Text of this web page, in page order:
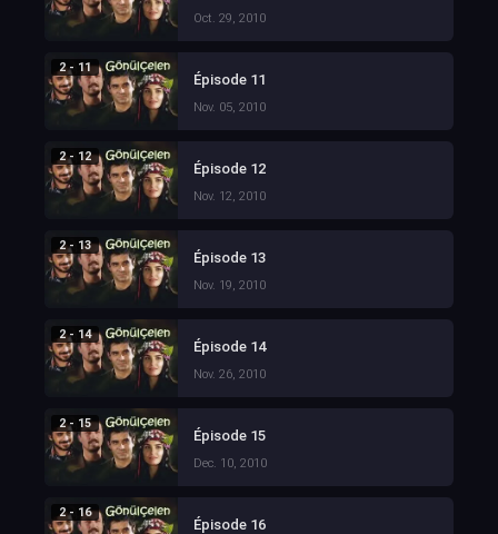
Oct. 29, 2010
2 - 11
Épisode 11
Nov. 05, 2010
2 - 12
Épisode 12
Nov. 12, 2010
2 - 13
Épisode 13
Nov. 19, 2010
2 - 14
Épisode 14
Nov. 26, 2010
2 - 15
Épisode 15
Dec. 10, 2010
2 - 16
Épisode 16